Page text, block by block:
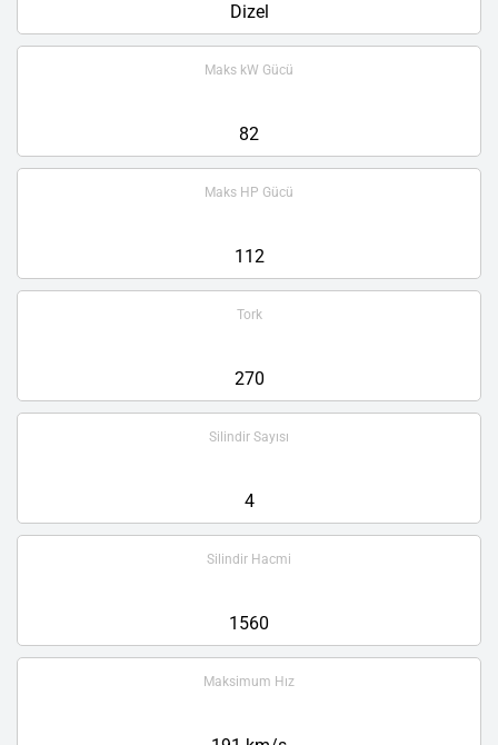
Dizel
Maks kW Gücü
82
Maks HP Gücü
112
Tork
270
Silindir Sayısı
4
Silindir Hacmi
1560
Maksimum Hız